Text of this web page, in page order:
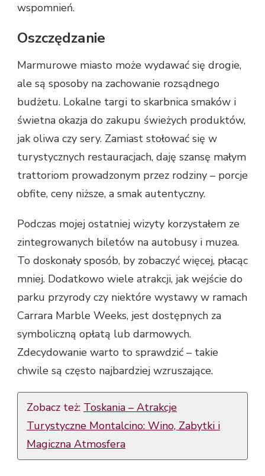
wspomnień.
Oszczędzanie
Marmurowe miasto może wydawać się drogie,
ale są sposoby na zachowanie rozsądnego
budżetu. Lokalne targi to skarbnica smaków i
świetna okazja do zakupu świeżych produktów,
jak oliwa czy sery. Zamiast stołować się w
turystycznych restauracjach, daję szansę małym
trattoriom prowadzonym przez rodziny – porcje
obfite, ceny niższe, a smak autentyczny.
Podczas mojej ostatniej wizyty korzystałem ze
zintegrowanych biletów na autobusy i muzea.
To doskonały sposób, by zobaczyć więcej, płacąc
mniej. Dodatkowo wiele atrakcji, jak wejście do
parku przyrody czy niektóre wystawy w ramach
Carrara Marble Weeks, jest dostępnych za
symboliczną opłatą lub darmowych.
Zdecydowanie warto to sprawdzić – takie
chwile są często najbardziej wzruszające.
Zobacz też: Toskania – Atrakcje
Turystyczne Montalcino: Wino, Zabytki i
Magiczna Atmosfera